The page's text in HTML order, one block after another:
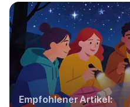
Empfohlener Artikel: